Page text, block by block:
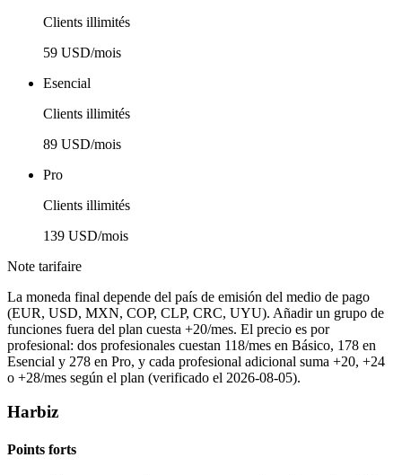
Clients illimités
59 USD/mois
Esencial
Clients illimités
89 USD/mois
Pro
Clients illimités
139 USD/mois
Note tarifaire
La moneda final depende del país de emisión del medio de pago
(EUR, USD, MXN, COP, CLP, CRC, UYU). Añadir un grupo de
funciones fuera del plan cuesta +20/mes. El precio es por
profesional: dos profesionales cuestan 118/mes en Básico, 178 en
Esencial y 278 en Pro, y cada profesional adicional suma +20, +24
o +28/mes según el plan (verificado el 2026-08-05).
Harbiz
Points forts